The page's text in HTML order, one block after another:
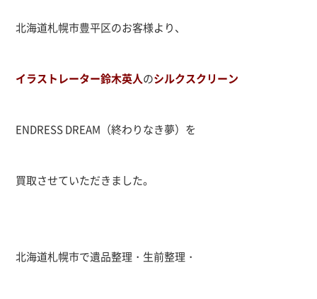
北海道札幌市豊平区のお客様より、
イラストレーター鈴木英人のシルクスクリーン
ENDRESS DREAM（終わりなき夢）を
買取させていただきました。
北海道札幌市で遺品整理・生前整理・